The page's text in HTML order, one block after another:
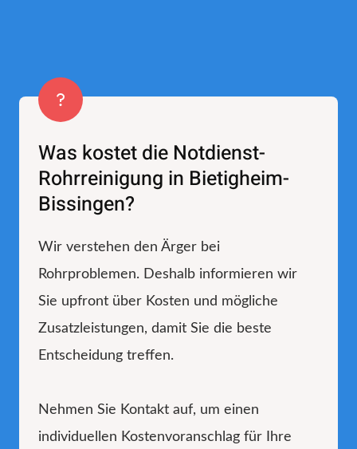
Was kostet die Notdienst-
Rohrreinigung in Bietigheim-
Bissingen?
Wir verstehen den Ärger bei
Rohrproblemen. Deshalb informieren wir
Sie upfront über Kosten und mögliche
Zusatzleistungen, damit Sie die beste
Entscheidung treffen.
Nehmen Sie Kontakt auf, um einen
individuellen Kostenvoranschlag für Ihre